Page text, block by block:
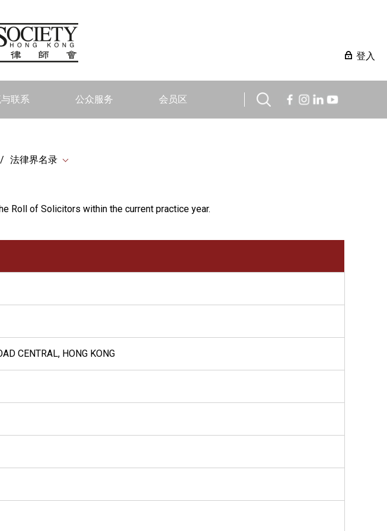
登入
联系 公众服务 会员区
法律界名录
Roll of Solicitors within the current practice year.
CENTRAL, HONG KONG